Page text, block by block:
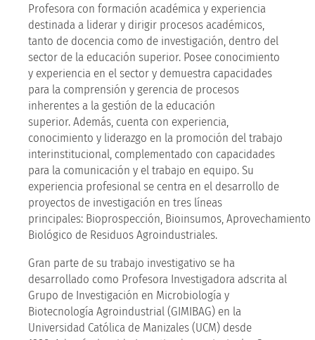
Profesora con formación académica y experiencia
destinada a liderar y dirigir procesos académicos,
tanto de docencia como de investigación, dentro del
sector de la educación superior. Posee conocimiento
y experiencia en el sector y demuestra capacidades
para la comprensión y gerencia de procesos
inherentes a la gestión de la educación
superior. Además, cuenta con experiencia,
conocimiento y liderazgo en la promoción del trabajo
interinstitucional, complementado con capacidades
para la comunicación y el trabajo en equipo. Su
experiencia profesional se centra en el desarrollo de
proyectos de investigación en tres líneas
principales: Bioprospección, Bioinsumos, Aprovechamiento
Biológico de Residuos Agroindustriales.
Gran parte de su trabajo investigativo se ha
desarrollado como Profesora Investigadora adscrita al
Grupo de Investigación en Microbiología y
Biotecnología Agroindustrial (GIMIBAG) en la
Universidad Católica de Manizales (UCM) desde